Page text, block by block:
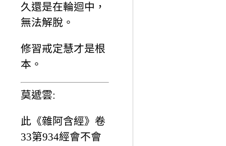
久還是在輪迴中，
無法解脫。
修習戒定慧才是根
本。
莫遞雲:
此《雜阿含經》卷
33第934經會不會